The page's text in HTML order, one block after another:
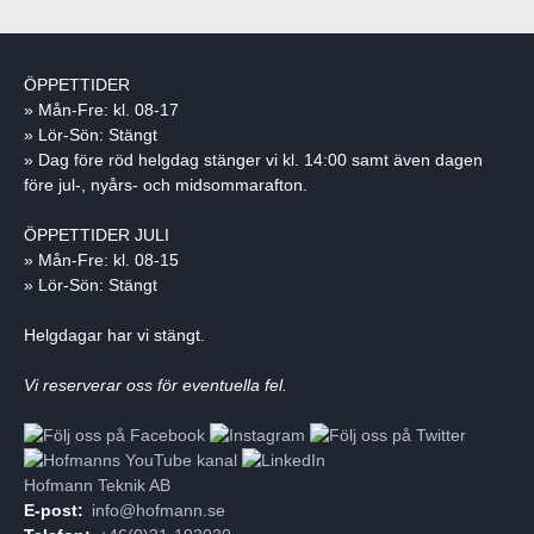
ÖPPETTIDER
» Mån-Fre: kl. 08-17
» Lör-Sön: Stängt
» Dag före röd helgdag stänger vi kl. 14:00 samt även dagen
före jul-, nyårs- och midsommarafton.
ÖPPETTIDER JULI
» Mån-Fre: kl. 08-15
» Lör-Sön: Stängt
Helgdagar har vi stängt.
Vi reserverar oss för eventuella fel.
Hofmann Teknik AB
E-post: info@hofmann.se